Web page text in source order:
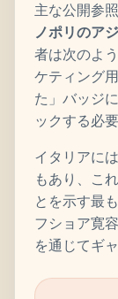
主な公開参
ノポリのア
者は次のよ
ケティング
た」バッジ
ックする必
イタリアに
もあり、こ
とを示す最
フショア寛
を通じてギ